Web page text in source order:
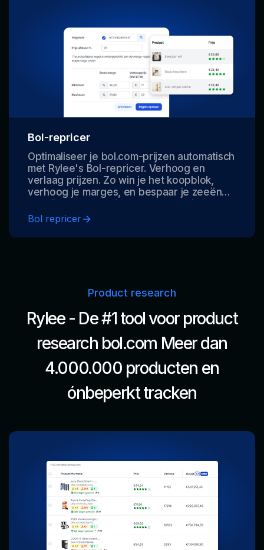
Bol-repricer
Optimaliseer je bol.com-prijzen automatisch
met Rylee's Bol-repricer. Verhoog en
verlaag prijzen. Zo win je het koopblok,
verhoog je marges, en bespaar je zeeën
van tijd. Onze repricer werkt real-time, op
een onbeperkt aantal producten, voor
zowel A-merken als eigen merk producten.
Bol repricer
Product research
Rylee - De #1 tool voor product
research bol.com Meer dan
4.000.000 producten en
ónbeperkt tracken